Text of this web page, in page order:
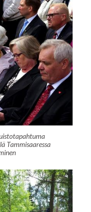
Tammisaaressa